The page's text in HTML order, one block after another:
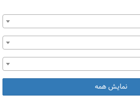
نمایش همه